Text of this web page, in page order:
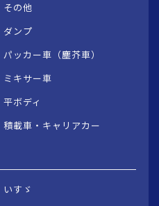
その他
ダンプ
パッカー車（塵芥車）
ミキサー車
平ボディ
積載車・キャリアカー
いすゞ